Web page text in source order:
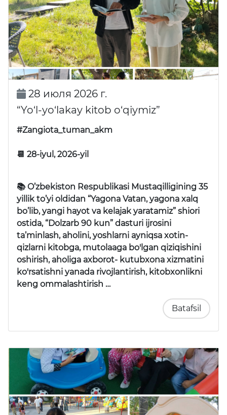
28 июля 2026 г.
“Yo‘l-yo‘lakay kitob o‘qiymiz”
#Zangiota_tuman_akm
📆 28-iyul, 2026-yil
📚 O’zbekiston Respublikasi Mustaqilligining 35
yillik to’yi oldidan “Yagona Vatan, yagona xalq
bo’lib, yangi hayot va kelajak yaratamiz” shiori
ostida, “Dolzarb 90 kun” dasturi ijrosini
ta’minlash, aholini, yoshlarni ayniqsa xotin-
qizlarni kitobga, mutolaaga bo'lgan qiziqishini
oshirish, aholiga axborot- kutubxona xizmatini
ko'rsatishni yanada rivojlantirish, kitobxonlikni
keng ommalashtirish …
Batafsil